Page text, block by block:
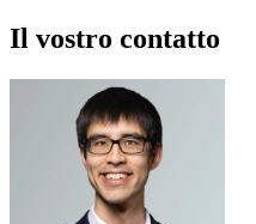
Il vostro contatto